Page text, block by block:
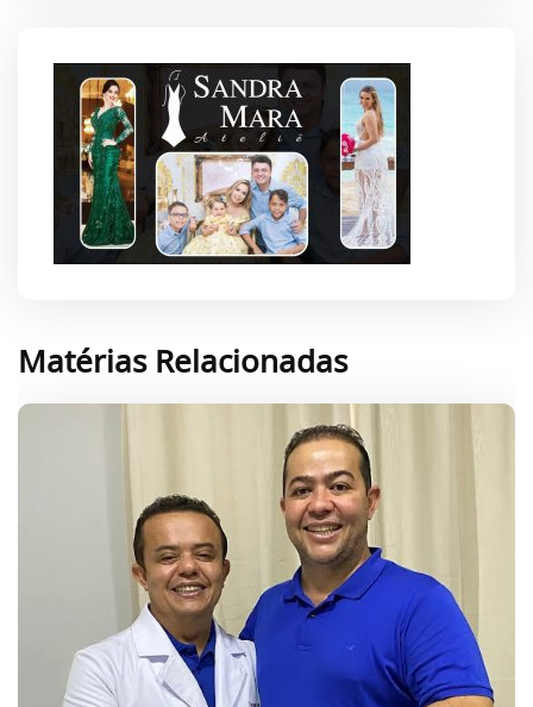
Matérias Relacionadas